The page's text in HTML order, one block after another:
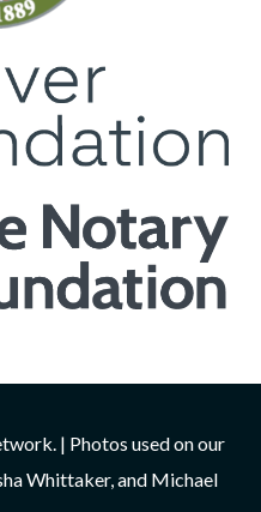
| Photos used on our
Whittaker, and Michael